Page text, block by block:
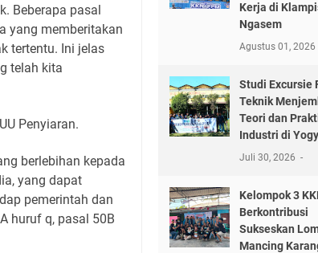
Beberapa pasal
yang memberitakan
tertentu. Ini jelas
telah kita
Penyiaran.
berlebihan kepada
yang dapat
pemerintah dan
huruf q, pasal 50B
Kerja di
Ngasem
Agustus 01, 2026
‎Studi Excursie
Teknik
Teori dan
Industri di
Juli 30, 2026
Kelompok 3
Berkontribusi
Sukseskan
Mancing